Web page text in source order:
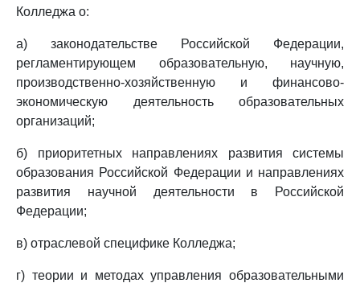
Колледжа о:
а) законодательстве Российской Федерации,
регламентирующем образовательную, научную,
производственно-хозяйственную и финансово-
экономическую деятельность образовательных
организаций;
б) приоритетных направлениях развития системы
образования Российской Федерации и направлениях
развития научной деятельности в Российской
Федерации;
в) отраслевой специфике Колледжа;
г) теории и методах управления образовательными